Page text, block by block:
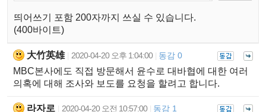
띄어쓰기 포함 200자까지 쓰실 수 있습니다.
(400바이트)
大竹英雄 2020-04-20 오후 1:04:00 동감 0
MBC본사에도 직접 방문해서 윤수로 대바협에 대한 여러
의혹에 대해 조사와 보도를 요청을 할려고 합니다.
라자로 2020-04-20 오전 10:57:00 동감 1